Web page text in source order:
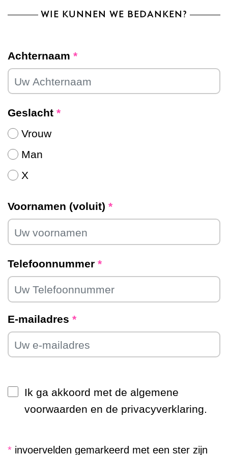
WIE KUNNEN WE BEDANKEN?
Achternaam *
Geslacht *
Vrouw
Man
X
Voornamen (voluit) *
Telefoonnummer *
E-mailadres *
Ik ga akkoord met de algemene
voorwaarden en de privacyverklaring.
* invoervelden gemarkeerd met een ster zijn